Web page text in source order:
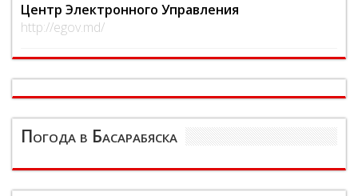
Центр Электронного Управления
http://egov.md/
Погода в Басарабяска